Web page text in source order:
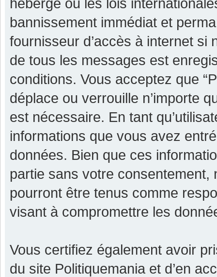
bannissement immédiat et
fournisseur d’accès à internet si
de tous les messages est
conditions. Vous acceptez que
déplace ou verrouille n’importe
est nécessaire. En tant
informations que vous avez
données. Bien que ces
partie sans votre consentement,
pourront être tenus comme
visant à compromettre les
Vous certifiez également avoir
du site Politiquemania et d’en